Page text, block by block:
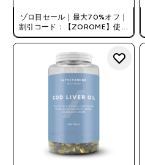
ゾロ目セール｜最大70%オフ｜
割引コード：【ZOROME】使用
で追加10%オフ！